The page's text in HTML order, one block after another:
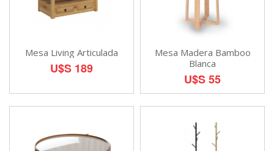
Mesa Living Articulada
U$S 189
Mesa Madera Bamboo
Blanca
U$S 55